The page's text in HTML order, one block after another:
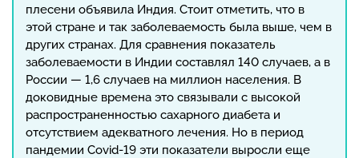
плесени объявила Индия. Стоит отметить, что в
этой стране и так заболеваемость была выше, чем в
других странах. Для сравнения показатель
заболеваемости в Индии составлял 140 случаев, а в
России — 1,6 случаев на миллион населения. В
доковидные времена это связывали с высокой
распространенностью сахарного диабета и
отсутствием адекватного лечения. Но в период
пандемии Covid-19 эти показатели выросли еще